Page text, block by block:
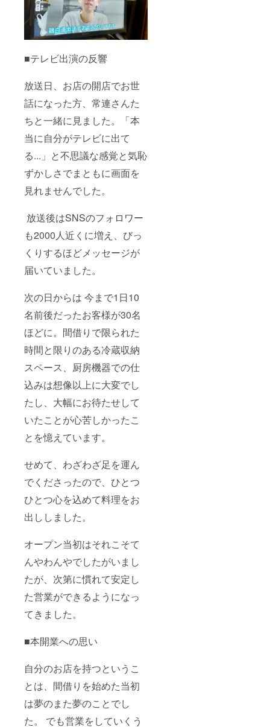
■テレビ出演の反響
放送日、お店の開店でお世
話になった方、常連さんた
ちと一緒に見ました。「本
当に自分がテレビに出て
る...」と不思議な感覚と気恥
ずかしさでまともに画面を
見れませんでした。
放送後はSNSのフォロワー
も2000人近くに増え、びっ
くりするほどメッセージが
届いていました。
次の日からは 今まで1日10
名前後だったお客様が30名
ほどに。間借りで限られた
時間と限りのある冷蔵収納
スペース、厨房機器での仕
込みは想像以上に大変でし
たし、大幅にお待たせして
いたことが心苦しかったこ
とを憶えています。
せめて、わざわざ足を運ん
でくださったので、ひとつ
ひとつ心を込めて料理をお
出ししました。
オープン当初はそれこそて
んやわんやでしたがいまし
たが、次第に慣れて安定し
た営業ができるようになっ
てきました。
■本開業への思い
自分のお店を持つというこ
とは、間借りを始めた当初
は夢のまた夢のことでし
た。 でも営業をしていくう